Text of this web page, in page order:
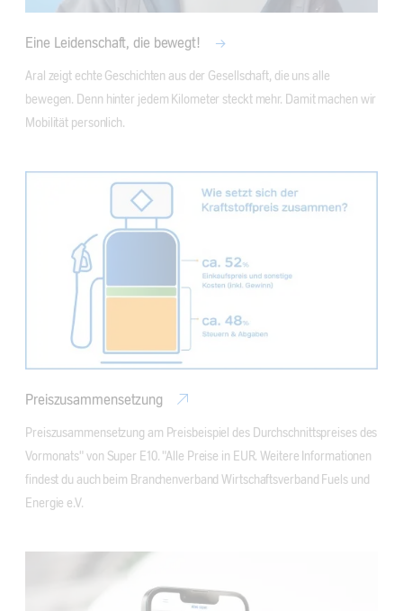
Eine Leidenschaft, die bewegt!
Aral zeigt echte Geschichten aus der Gesellschaft, die uns alle
bewegen. Denn hinter jedem Kilometer steckt mehr. Damit machen wir
Mobilität personlich.
Preiszusammensetzung
Preiszusammensetzung am Preisbeispiel des Durchschnittspreises des
Vormonats" von Super E10. "Alle Preise in EUR. Weitere Informationen
findest du auch beim Branchenverband Wirtschaftsverband Fuels und
Energie e.V.